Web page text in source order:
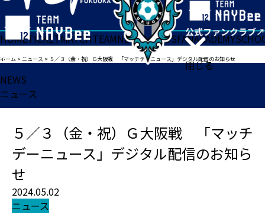
閉じる
HOMETICKETMATCHTEAMNEWSGOODSFANACADEMY
ホーム >ニュース > ５／３（金・祝）Ｇ大阪戦 「マッチデーニュース」デジタル配信のお知らせ
NEWS
ニュース
５／３（金・祝）Ｇ大阪戦 「マッチ
デーニュース」デジタル配信のお知ら
せ
2024.05.02
ニュース